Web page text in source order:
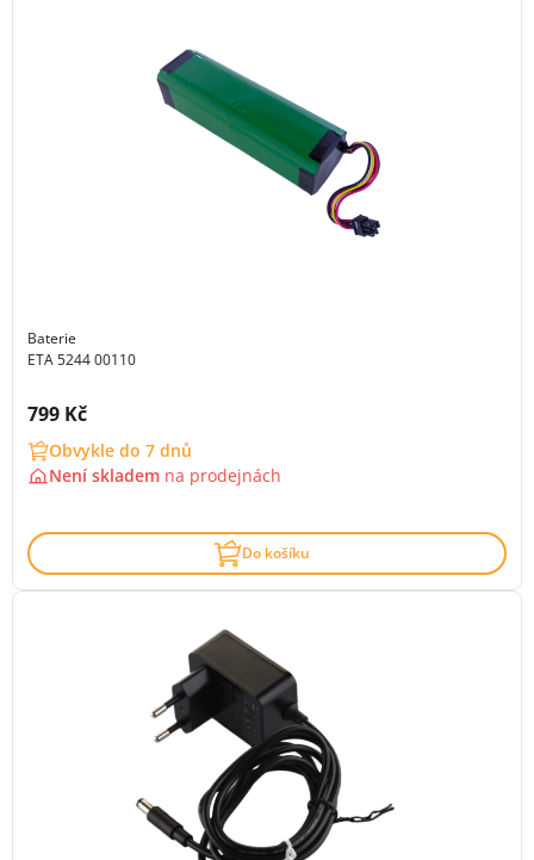
Baterie
ETA 5244 00110
Cena s DPH:
799 Kč
Obvykle do 7 dnů
Není skladem na prodejnách
Do košíku